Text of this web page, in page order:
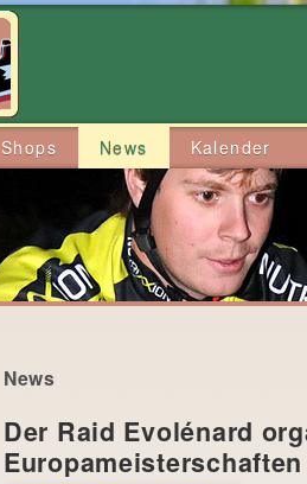
Shops News Kalender
News
Der Raid Evolénard